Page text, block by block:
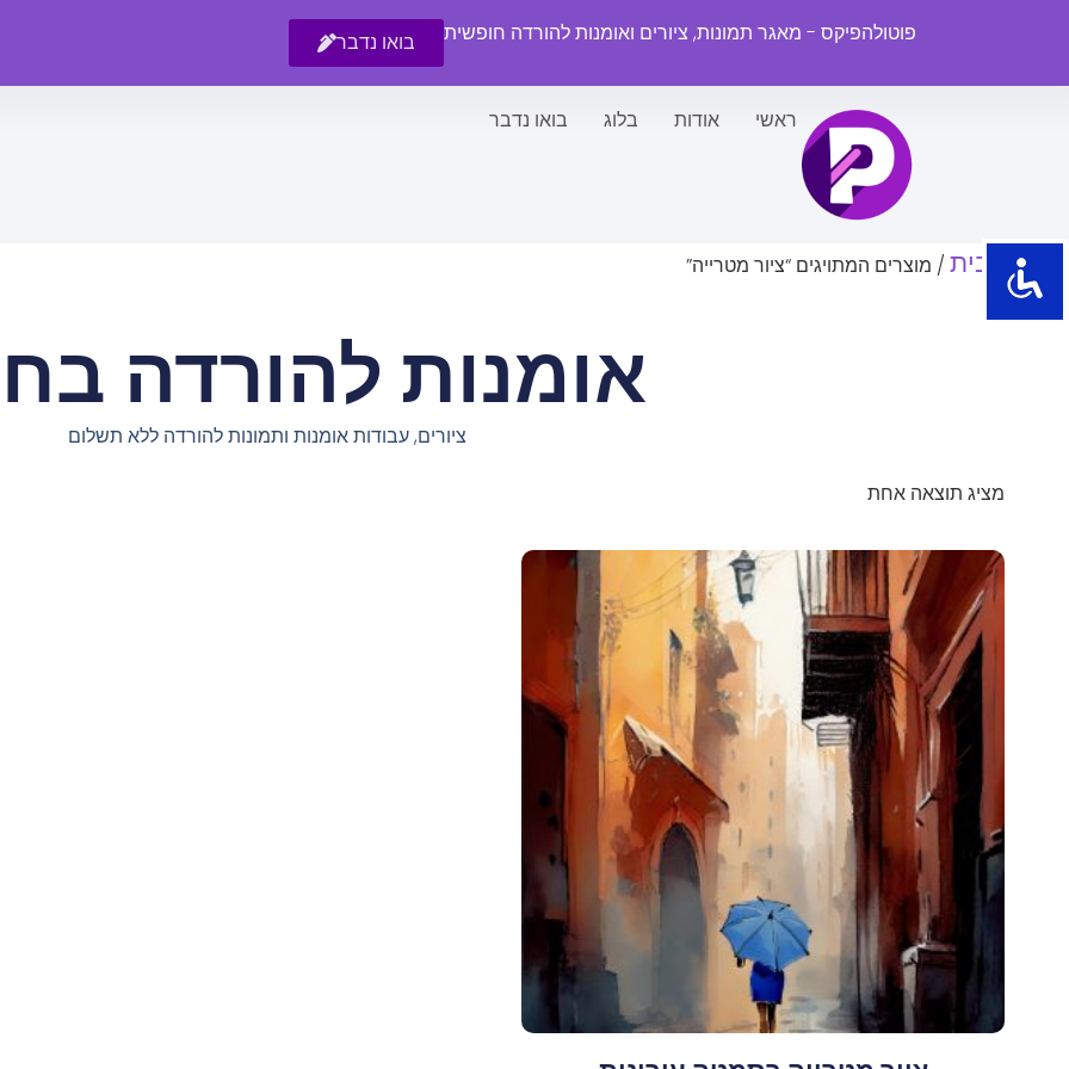
פוטולהפיקס - מאגר תמונות, ציורים ואומנות להורדה חופשית בואו נדבר
ראשי אודות בלוג בואו נדבר
עמוד הבית / מוצרים המתויגים “ציור מטרייה”
אומנות להורדה
ציורים, עבודות אומנות ותמונות להורדה ללא תשלום
מציג תוצאה אחת